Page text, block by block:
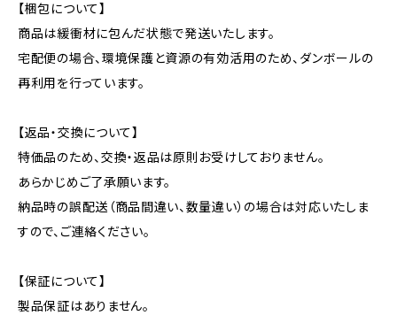
【梱包について】
商品は緩衝材に包んだ状態で発送いたします。
宅配便の場合、環境保護と資源の有効活用のため、ダンボールの
再利用を行っています。
【返品・交換について】
特価品のため、交換・返品は原則お受けしておりません。
あらかじめご了承願います。
納品時の誤配送（商品間違い、数量違い）の場合は対応いたしま
すので、ご連絡ください。
【保証について】
製品保証はありません。